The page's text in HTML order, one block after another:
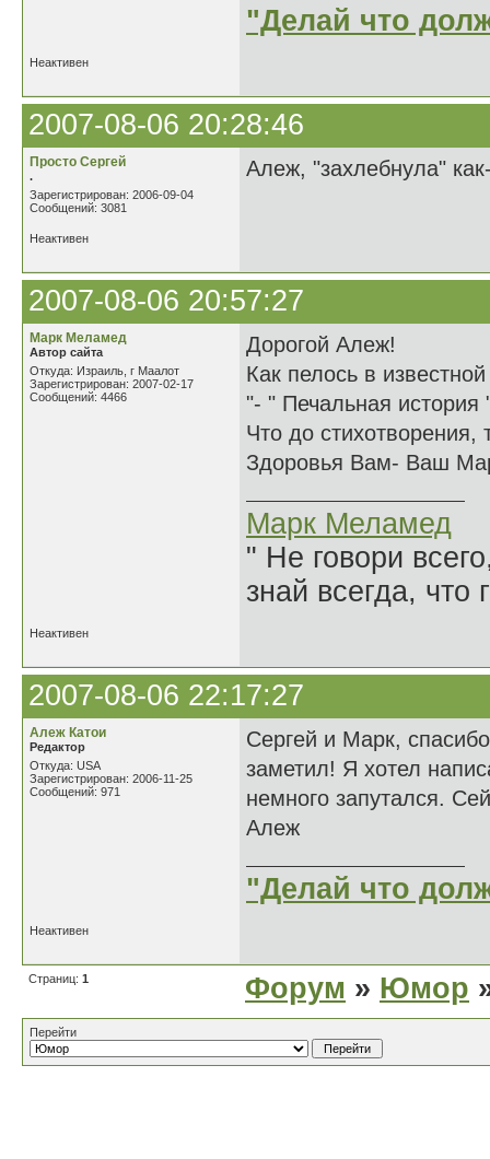
"Делай что
Неактивен
2007-08-06 20:28:46
Просто Сергей
.
Зарегистрирован: 2006-09-04
Сообщений: 3081
Алеж, "захлебнула"
Неактивен
2007-08-06 20:57:27
Марк Меламед
Автор сайта
Откуда: Израиль, г Маалот
Зарегистрирован: 2007-02-17
Сообщений: 4466
Дорогой Алеж!
Как пелось в
"- " Печальная история
Что до
Здоровья Вам- Ваш
Марк Меламед
" Не говори
знай всегда, что
Неактивен
2007-08-06 22:17:27
Алеж Катои
Редактор
Откуда: USA
Зарегистрирован: 2006-11-25
Сообщений: 971
Сергей и Марк,
заметил! Я хотел
немного запутался.
Алеж
"Делай что
Неактивен
Страниц: 1 Форум » Юмор
Перейти